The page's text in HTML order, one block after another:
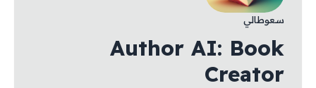
سعوطالي
Author AI: Book
Creator